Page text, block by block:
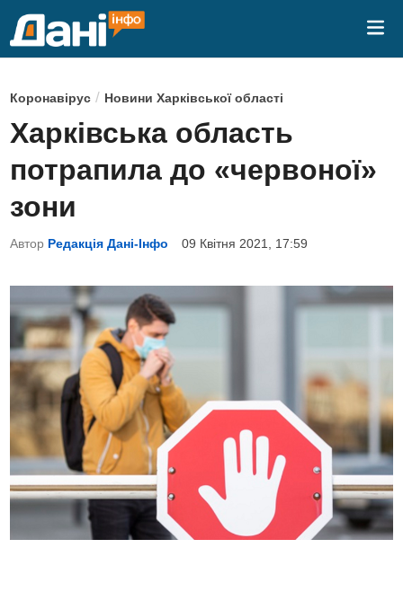
P
o
s
e
d
i
Коронавірус / Новини Харківської області
Харківська область
потрапила до «червоної»
зони
Автор Редакція Дані-Інфо 09 Квітня 2021, 17:59